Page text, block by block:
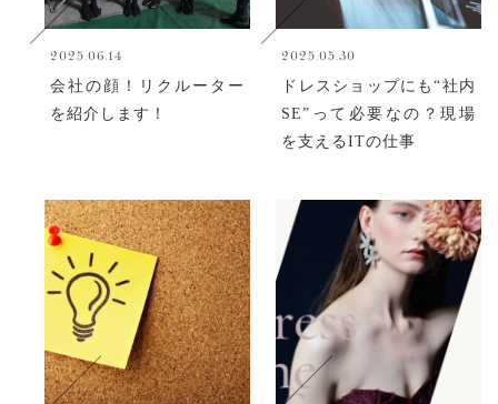
2025.06.14
会社の顔！リクルーター
を紹介します！
2025.05.30
ドレスショップにも“社内
SE”って必要なの？現場
を支えるITの仕事